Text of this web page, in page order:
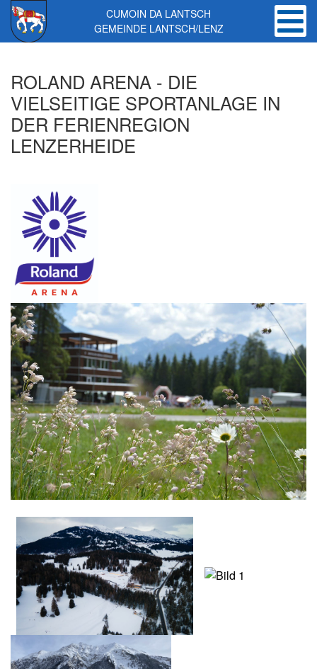
Skip to main content
CUMOIN DA LANTSCH
GEMEINDE LANTSCH/LENZ
ROLAND ARENA - DIE
VIELSEITIGE SPORTANLAGE IN
DER FERIENREGION
LENZERHEIDE